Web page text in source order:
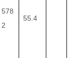
578
2
55.4